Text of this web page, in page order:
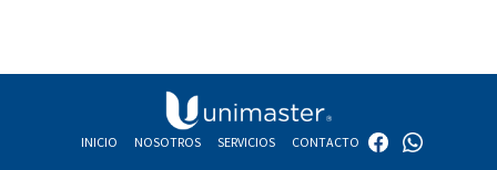
INICIO NOSOTROS SERVICIOS CONTACTO